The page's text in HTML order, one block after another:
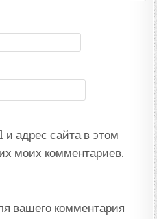
адрес сайта в этом
моих комментариев.
вашего комментария